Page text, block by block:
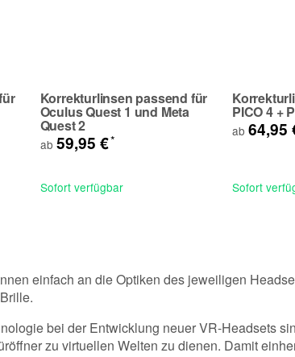
Korrekturlinsen passend für
Oculus Quest 1 und Meta
Quest 2
ab 59,95 €*
Sofort verfügbar
PICO 4 +
ab 64,95
Sofort
einfach an die Optiken des jeweiligen
bei der Entwicklung neuer VR-Headsets
zu virtuellen Welten zu dienen. Damit